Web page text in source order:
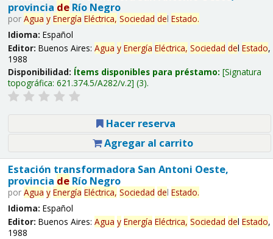
provincia deRío Negro
por Agua y Energía Eléctrica, Sociedad del Estado.
Idioma: Español
Editor: Buenos Aires: Agua y Energía Eléctrica, Sociedad del Estado,
1988
Disponibilidad: Ítems disponibles para préstamo: Signatura
topográfica: 621.374.5/A282/v.2 (3).
Hacer reserva
Agregar al carrito
Estación transformadora San Antoni Oeste,
provincia deRío Negro
por Agua y Energía Eléctrica, Sociedad del Estado.
Idioma: Español
Editor: Buenos Aires: Agua y Energía Eléctrica, Sociedad del Estado,
1988